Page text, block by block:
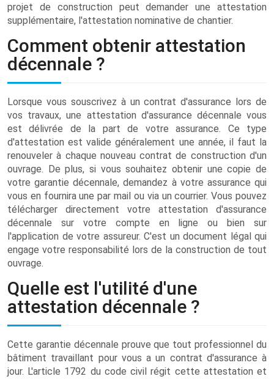
projet de construction peut demander une attestation
supplémentaire, l'attestation nominative de chantier.
Comment obtenir attestation
décennale ?
Lorsque vous souscrivez à un contrat d'assurance lors de
vos travaux, une attestation d'assurance décennale vous
est délivrée de la part de votre assurance. Ce type
d'attestation est valide généralement une année, il faut la
renouveler à chaque nouveau contrat de construction d'un
ouvrage. De plus, si vous souhaitez obtenir une copie de
votre garantie décennale, demandez à votre assurance qui
vous en fournira une par mail ou via un courrier. Vous pouvez
télécharger directement votre attestation d'assurance
décennale sur votre compte en ligne ou bien sur
l'application de votre assureur. C'est un document légal qui
engage votre responsabilité lors de la construction de tout
ouvrage.
Quelle est l'utilité d'une
attestation décennale ?
Cette garantie décennale prouve que tout professionnel du
bâtiment travaillant pour vous a un contrat d'assurance à
jour. L'article 1792 du code civil régit cette attestation et